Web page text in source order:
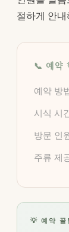
절하게 안
📞 예약
예약 방
시식 시
방문 인
주류 제
💡 예약 꿀